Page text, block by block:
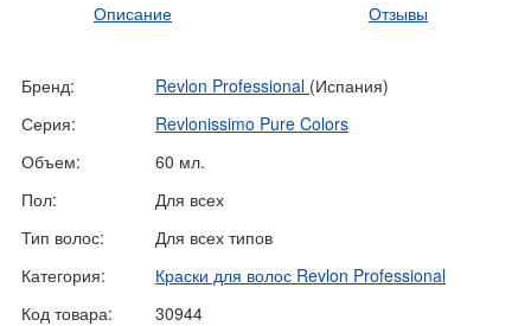
Описание Отзывы
Бренд: Revlon Professional (Испания)
Серия:
Revlonissimo Pure Colors
Объем:
60 мл.
Пол:
Для всех
Тип волос:
Для всех типов
Категория:
Краски для волос Revlon Professional
Код товара:
30944